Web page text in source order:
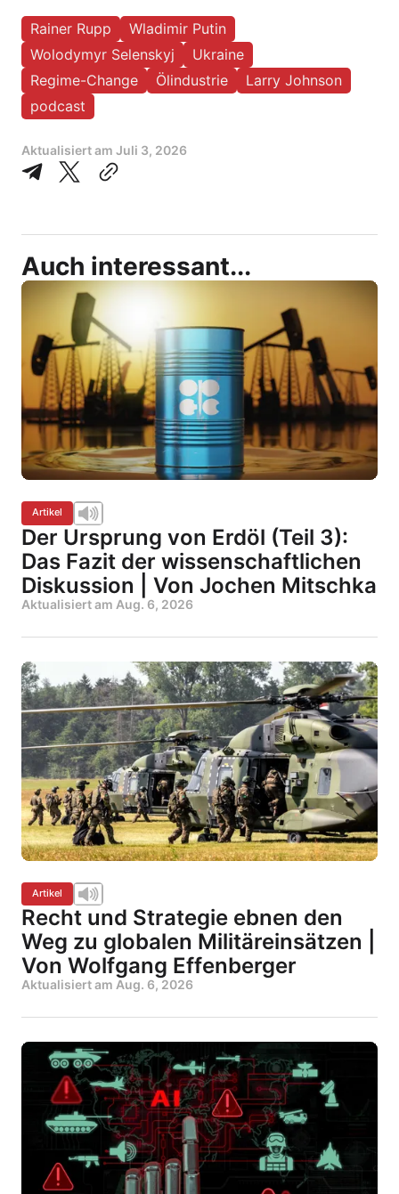
Rainer Rupp
Wladimir Putin
Wolodymyr Selenskyj
Ukraine
Regime-Change
Ölindustrie
Larry Johnson
podcast
Aktualisiert am Juli 3, 2026
Auch interessant...
Artikel
Der Ursprung von Erdöl (Teil 3):
Das Fazit der wissenschaftlichen
Diskussion | Von Jochen Mitschka
Aktualisiert am Aug. 6, 2026
Artikel
Recht und Strategie ebnen den
Weg zu globalen Militäreinsätzen |
Von Wolfgang Effenberger
Aktualisiert am Aug. 6, 2026